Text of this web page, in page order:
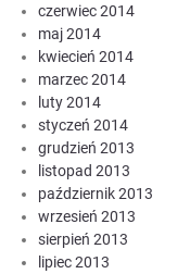
czerwiec 2014
maj 2014
kwiecień 2014
marzec 2014
luty 2014
styczeń 2014
grudzień 2013
listopad 2013
październik 2013
wrzesień 2013
sierpień 2013
lipiec 2013